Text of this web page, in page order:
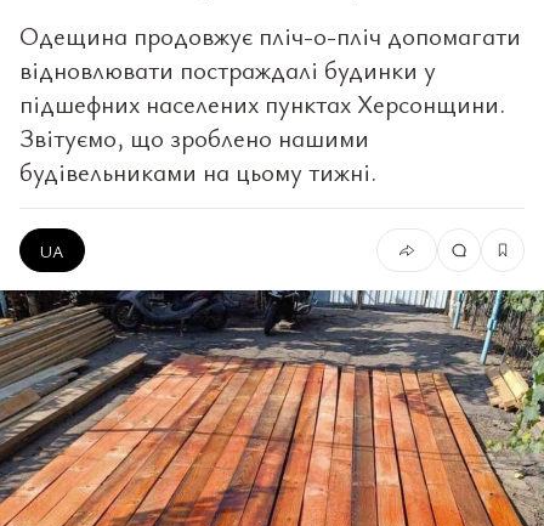
Одещина продовжує пліч-о-пліч допомагати
відновлювати постраждалі будинки у
підшефних населених пунктах Херсонщини.
Звітуємо, що зроблено нашими
будівельниками на цьому тижні.
UA